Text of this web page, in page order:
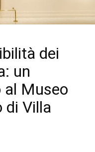
dei
un
al Museo
di Villa